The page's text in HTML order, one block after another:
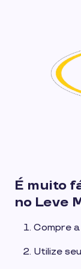
É muito
no Leve
Compre
Utilize